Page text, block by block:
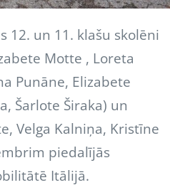
12. un 11. klašu skolēni
Motte , Loreta
Punāne, Elizabete
Šarlote Širaka) un
Velga Kalniņa, Kristīne
piedalījās
Itālijā.